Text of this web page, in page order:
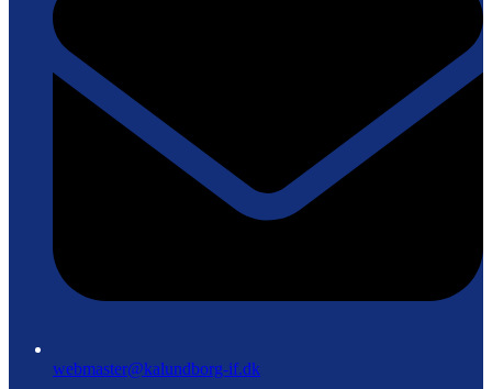
webmaster@kalundborg-if.dk